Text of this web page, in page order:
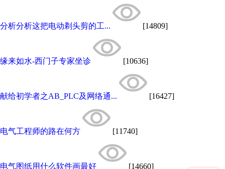
分析分析这把电动剃头剪的工... [14809]
缘来如水-西门子专家坐诊 [10636]
献给初学者之AB_PLC及网络通... [16427]
电气工程师的路在何方 [11740]
电气图纸用什么软件画最好 [14660]